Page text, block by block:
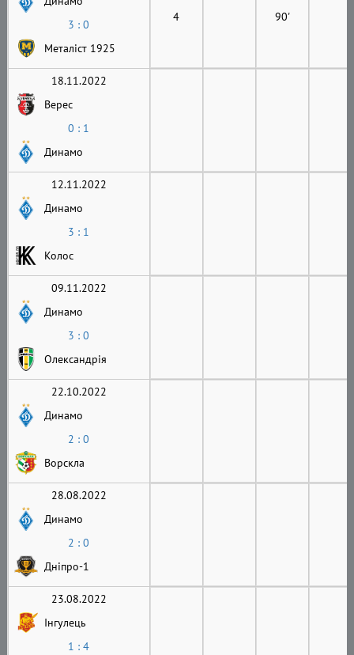
3 : 0
Металіст 1925
4 90'
18.11.2022
Верес
0 : 1
Динамо
12.11.2022
Динамо
3 : 1
Колос
09.11.2022
Динамо
3 : 0
Олександрія
22.10.2022
Динамо
2 : 0
Ворскла
28.08.2022
Динамо
2 : 0
Дніпро-1
23.08.2022
Інгулець
1 : 4